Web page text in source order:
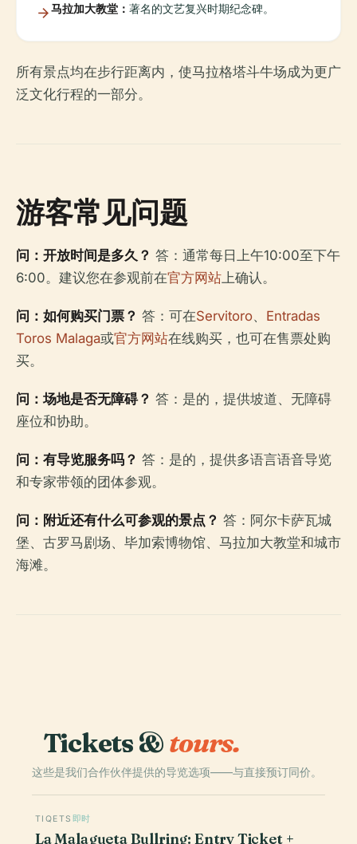
马拉加大教堂： 著名的文艺复兴时期纪念碑。
所有景点均在步行距离内，使马拉格塔斗牛场成为更广
泛文化行程的一部分。
游客常见问题
问：开放时间是多久？ 答：通常每日上午10:00至下午
6:00。建议您在参观前在官方网站 上确认。
问：如何购买门票？ 答：可在Servitoro、 Entradas
Toros Malaga或官方网站在线购买，也可在售票处购
买。
问：场地是否无障碍？ 答：是的，提供坡道、无障碍
座位和协助。
问：有导览服务吗？ 答：是的，提供多语言语音导览
和专家带领的团体参观。
问：附近还有什么可参观的景点？ 答：阿尔卡萨瓦城
堡、古罗马剧场、毕加索博物馆、马拉加大教堂和城市
海滩。
Tickets &tours.
这些是我们合作伙伴提供的导览选项——与直接预订同价。
TIQETS 即时
La Malagueta Bullring: Entry Ticket +